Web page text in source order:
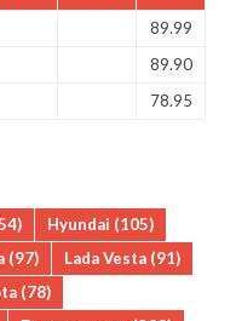
89.99
89.90
78.95
Hyundai (105)
(97) Lada Vesta (91)
(78)